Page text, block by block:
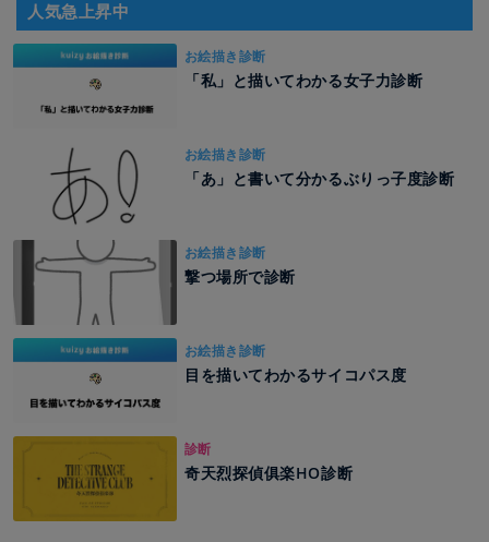
人気急上昇中
お絵描き診断
「私」と描いてわかる女子力診断
お絵描き診断
「あ」と書いて分かるぶりっ子度診断
お絵描き診断
撃つ場所で診断
お絵描き診断
目を描いてわかるサイコパス度
診断
奇天烈探偵俱楽HO診断